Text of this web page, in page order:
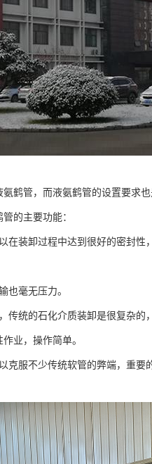
鹤管，而液氨鹤管的设置要求
的主要功能：
在装卸过程中达到很好的密封
也毫无压力。
传统的石化介质装卸是很复杂的
业，操作简单。
克服不少传统软管的弊端，重要